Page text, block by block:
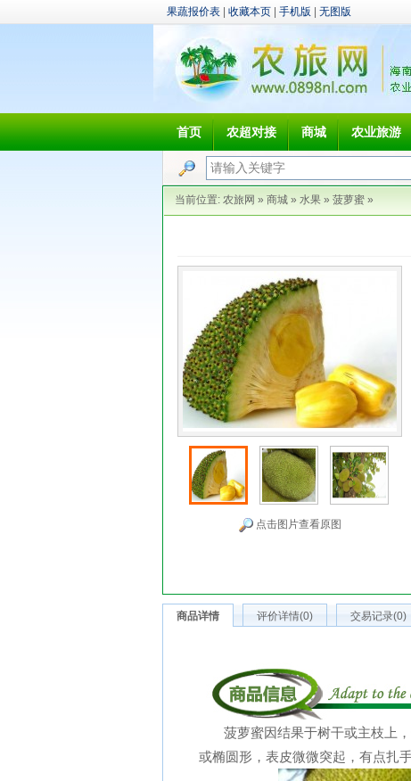
果蔬报价表 收藏本页 手机版 无图版
首页 农超对接 商城 农业旅游
当前位置: 农旅网 » 商城 » 水果 » 菠萝蜜 »
点击图片查看原图
商品详情 评价详情(0) 交易记录(0)
菠萝蜜因结果于树干或主枝上，
或椭圆形，表皮微微突起，有点扎